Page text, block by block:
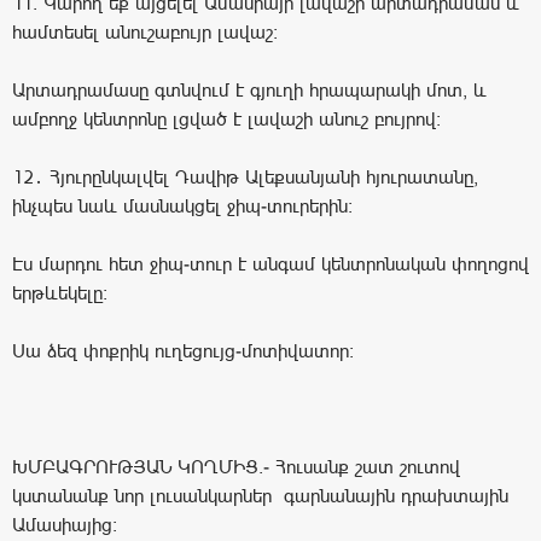
համտեսել անուշաբույր լավաշ։
Արտադրամասը գտնվում է գյուղի հրապարակի մոտ, և
ամբողջ կենտրոնը լցված է լավաշի անուշ բույրով:
12․ Հյուրընկալվել Դավիթ Ալեքսանյանի հյուրատանը,
ինչպես նաև մասնակցել ջիպ-տուրերին:
Էս մարդու հետ ջիպ-տուր է անգամ կենտրոնական փողոցով
երթևեկելը:
Սա ձեզ փոքրիկ ուղեցույց-մոտիվատոր:
ԽՄԲԱԳՐՈՒԹՅԱՆ ԿՈՂՄԻՑ.- Հուսանք շատ շուտով
կստանանք նոր լուսանկարներ գարնանային դրախտային
Ամասիայից: